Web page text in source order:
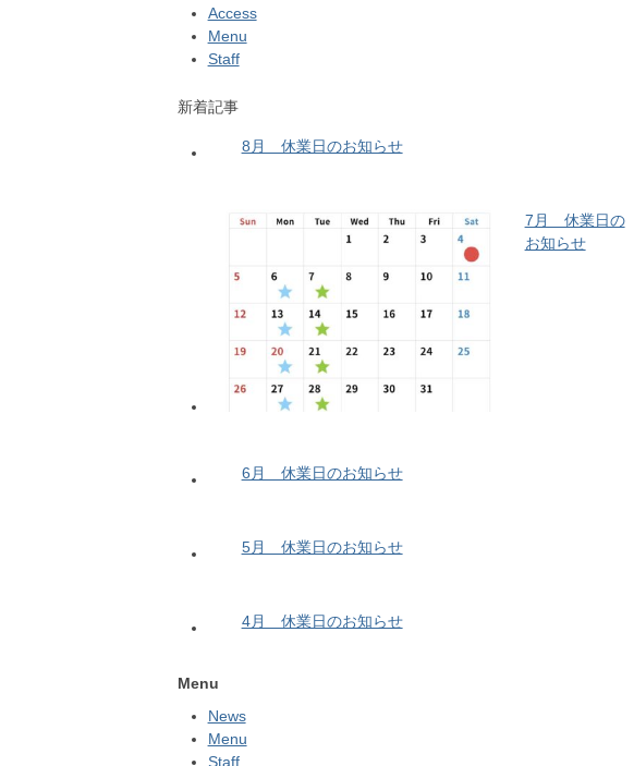
Access
Menu
Staff
新着記事
8月 休業日のお知らせ
7月 休業日の
お知らせ
6月 休業日のお知らせ
5月 休業日のお知らせ
4月 休業日のお知らせ
Menu
News
Menu
Staff